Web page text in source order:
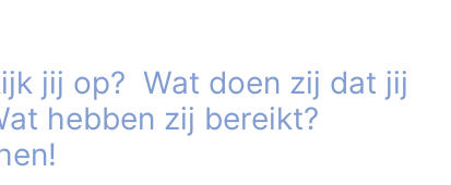
jij op? Wat doen zij dat jij
hebben zij bereikt?